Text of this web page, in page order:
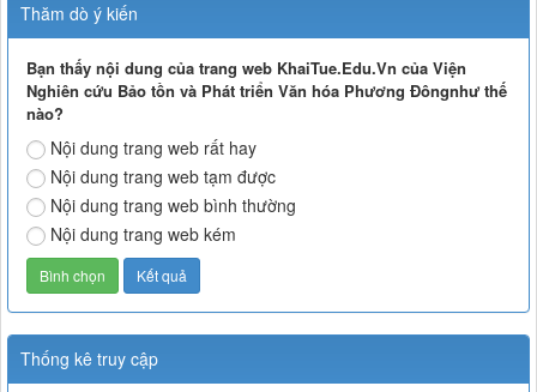
Thăm dò ý kiến
Bạn thấy nội dung của trang web KhaiTue.Edu.Vn của Viện
Nghiên cứu Bảo tồn và Phát triển Văn hóa Phương Đôngnhư thế
nào?
Nội dung trang web rất hay
Nội dung trang web tạm được
Nội dung trang web bình thường
Nội dung trang web kém
Thống kê truy cập